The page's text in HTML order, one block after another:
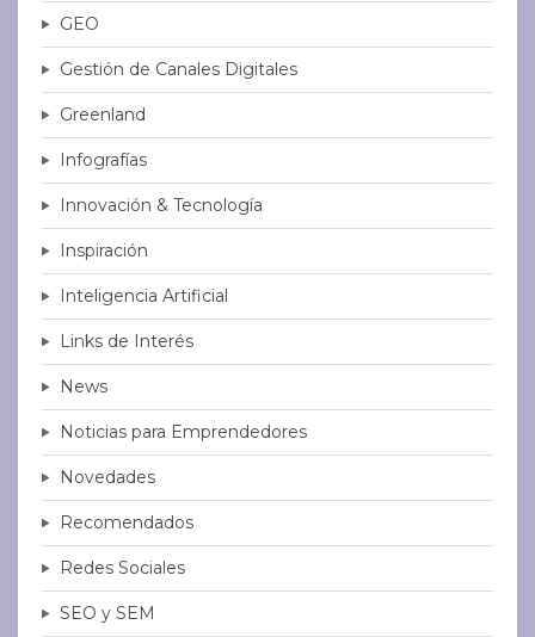
GEO
Gestión de Canales Digitales
Greenland
Infografías
Innovación & Tecnología
Inspiración
Inteligencia Artificial
Links de Interés
News
Noticias para Emprendedores
Novedades
Recomendados
Redes Sociales
SEO y SEM